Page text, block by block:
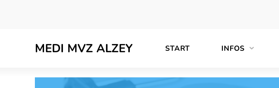
MEDI MVZ ALZEY START INFOS